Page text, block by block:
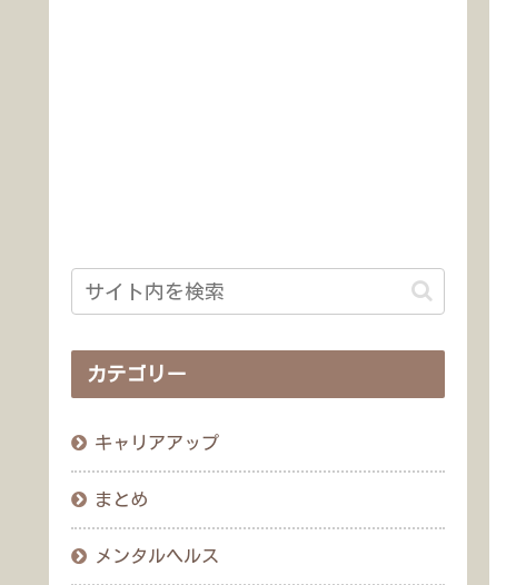
カテゴリー
キャリアアップ
まとめ
メンタルヘルス